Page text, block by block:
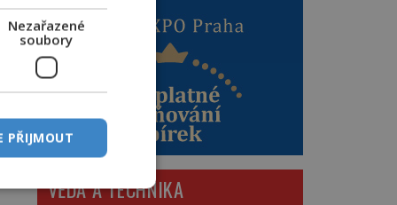
VĚDA A TECHNIKA
Nezařazené
soubory
PŘIJMOUT